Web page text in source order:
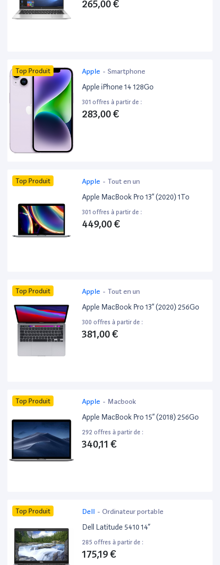
265,00 €
Top Produit Apple - Smartphone
Apple iPhone 14 128Go
301 offres à partir de :
283,00 €
Top Produit Apple - Tout en un
Apple MacBook Pro 13” (2020) 1To
301 offres à partir de :
449,00 €
Top Produit Apple - Tout en un
Apple MacBook Pro 13” (2020) 256Go
300 offres à partir de :
381,00 €
Top Produit Apple - Macbook
Apple MacBook Pro 15” (2018) 256Go
292 offres à partir de :
340,11 €
Top Produit Dell - Ordinateur portable
Dell Latitude 5410 14”
285 offres à partir de :
175,19 €